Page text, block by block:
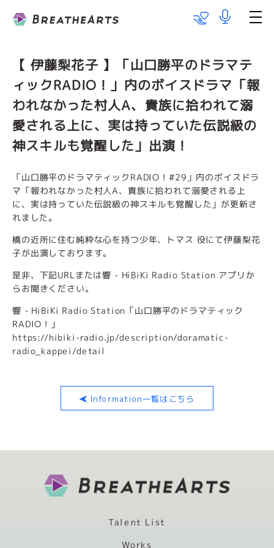
Talent List
Information
Team BareboAt
メッセージ
出演のご依頼
【 伊藤梨花子 】「山口勝平のドラマテ
ィックRADIO！」内のボイスドラマ「報
われなかった村人A、貴族に拾われて溺
愛される上に、実は持っていた伝説級の
神スキルも覚醒した」出演！
「山口勝平のドラマティックRADIO！#29」内のボイスドラ
マ「報われなかった村人A、貴族に拾われて溺愛される上
に、実は持っていた伝説級の神スキルも覚醒した」が更新さ
れました。
橋の近所に住む純粋な心を持つ少年、トマス 役にて伊藤梨花
子が出演しております。
是非、下記URLまたは響 - HiBiKi Radio Station アプリか
らお聞きください。
響 - HiBiKi Radio Station「山口勝平のドラマティック
RADIO！」
https://hibiki-radio.jp/description/doramatic-
radio_kappei/detail
Information一覧はこちら
Talent List
Works